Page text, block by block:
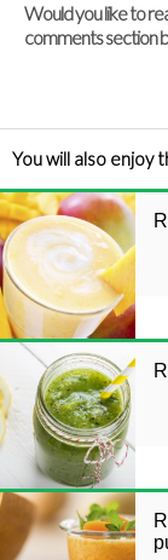
Would you like to
comments section
You will also enjoy